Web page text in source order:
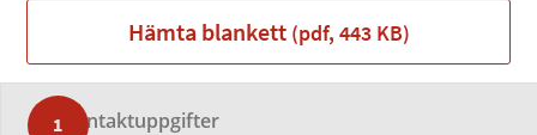
Hämta blankett(pdf, 443 KB)
Kontaktuppgifter